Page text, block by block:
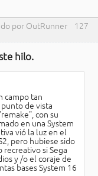
127
por OutRunner
hilo.
campo tan
de vista
con su
en una System
vió la luz en el
pero hubiese sido
si Sega
y /o el coraje de
bases System 16